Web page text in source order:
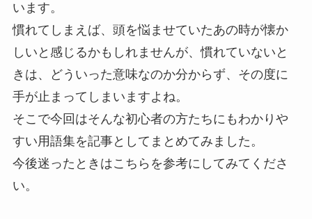
います。
慣れてしまえば、頭を悩ませていたあの時が懐か
しいと感じるかもしれませんが、慣れていないと
きは、どういった意味なのか分からず、その度に
手が止まってしまいますよね。
そこで今回はそんな初心者の方たちにもわかりや
すい用語集を記事としてまとめてみました。
今後迷ったときはこちらを参考にしてみてくださ
い。